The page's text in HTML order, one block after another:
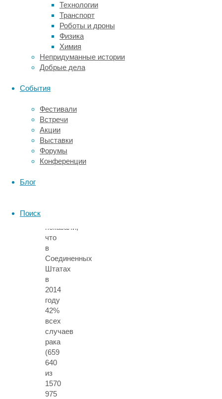
Технологии
Транспорт
Роботы и дроны
Физика
Химия
Непридуманные истории
Добрые дела
События
Фестивали
Встречи
Акции
Выставки
Форумы
Конференции
Блог
Поиск
Национального
института
рака,
данные
распространенности
факторов
–
национальных
репрезентативных
исследований
и
опубликованных
крупномасштабных
показали,
что
в
Соединенных
Штатах
в
2014
году
42%
всех
случаев
рака
(659
640
из
1570
975